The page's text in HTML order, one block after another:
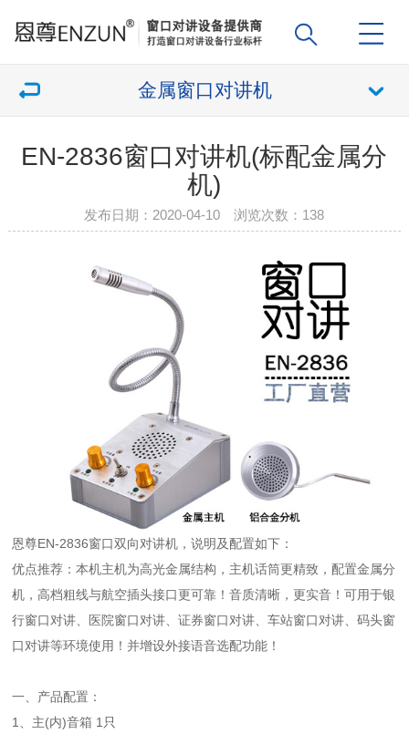
金属窗口对讲机
EN-2836窗口对讲机(标配金属分
机)
发布日期：2020-04-10 浏览次数： 138
恩尊EN-2836窗口双向对讲机，说明及配置如下：
优点推荐：本机主机为高光金属结构，主机话筒更精致，配置金属分
机，高档粗线与航空插头接口更可靠！音质清晰，更实音！可用于银
行窗口对讲、医院窗口对讲、证券窗口对讲、车站窗口对讲、码头窗
口对讲等环境使用！并增设外接语音选配功能！
一、产品配置：
1、主(内)音箱 1只